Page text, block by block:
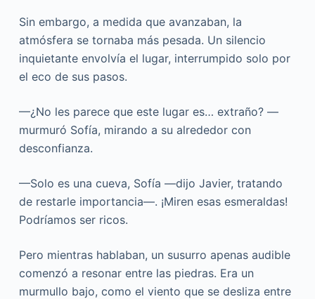
Sin embargo, a medida que avanzaban, la
atmósfera se tornaba más pesada. Un silencio
inquietante envolvía el lugar, interrumpido solo por
el eco de sus pasos.
—¿No les parece que este lugar es… extraño? —
murmuró Sofía, mirando a su alrededor con
desconfianza.
—Solo es una cueva, Sofía —dijo Javier, tratando
de restarle importancia—. ¡Miren esas esmeraldas!
Podríamos ser ricos.
Pero mientras hablaban, un susurro apenas audible
comenzó a resonar entre las piedras. Era un
murmullo bajo, como el viento que se desliza entre